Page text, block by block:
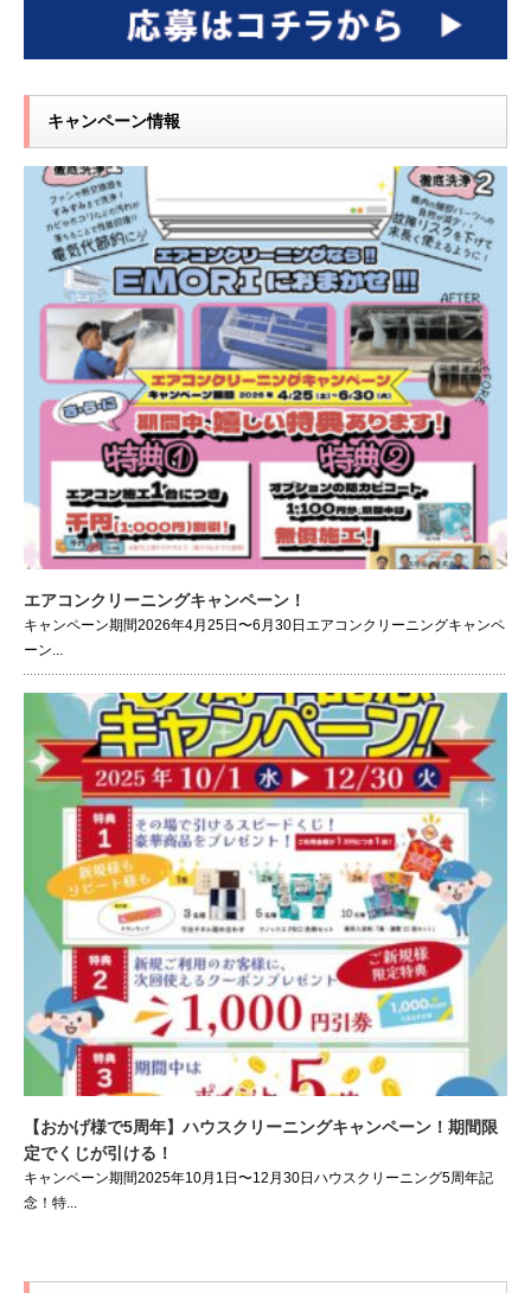
キャンペーン情報
エアコンクリーニングキャンペーン！
キャンペーン期間2026年4月25日〜6月30日エアコンクリーニングキャンペ
ーン...
【おかげ様で5周年】ハウスクリーニングキャンペーン！期間限
定でくじが引ける！
キャンペーン期間2025年10月1日〜12月30日ハウスクリーニング5周年記
念！特...